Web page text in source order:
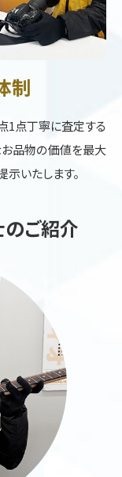
制
1点丁寧に査定する
お品物の価値を最大
いたします。
のご紹介